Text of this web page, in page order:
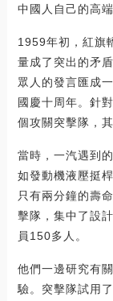
中國人自己的高
1959年初，紅旗
量成了突出的矛
眾人的發言匯成
國慶十周年。針
個攻關突擊隊，
當時，一汽遇到
如發動機液壓挺
只有兩分鐘的壽
擊隊，集中了設
員150多人。
他們一邊研究有
驗。突擊隊試用